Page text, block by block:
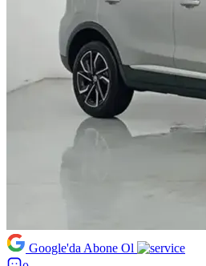
Google'da Abone Ol